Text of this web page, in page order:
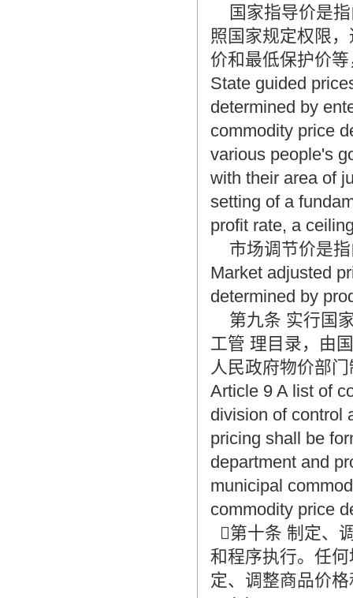
国家指导价是指
照国家规定权限
价和最低保护价
State guided
determined by
commodity price
various people's
with their area of
setting of a
profit rate, a
市场调节价是指
Market adjusted
determined by
第九条 实行国
工管 理目录，由
人民政府物价部
Article 9 A list of
division of control
pricing shall be
department and
municipal
commodity price
第十条 制定、
和程序执行。任
定、调整商品价